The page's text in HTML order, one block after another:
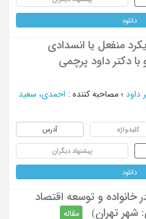
دانلود
منفعل یا انسدادی
دکتر داود پرچمی
داود ؛ مصاحبه کننده : احمدی، سعید
کلیدواژه آدرس
پیشنهاد دیگران
دانلود
خانواده و توسعه اقتصاد
شهر تهران)
مقاله